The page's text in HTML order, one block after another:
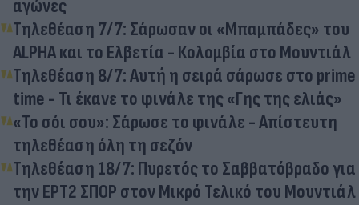
αγώνες
Τηλεθέαση 7/7: Σάρωσαν οι «Μπαμπάδες» του
ALPHA και το Ελβετία - Κολομβία στο Μουντιάλ
Τηλεθέαση 8/7: Αυτή η σειρά σάρωσε στο prime
time - Τι έκανε το φινάλε της «Γης της ελιάς»
«Το σόι σου»: Σάρωσε το φινάλε - Απίστευτη
τηλεθέαση όλη τη σεζόν
Τηλεθέαση 18/7: Πυρετός το Σαββατόβραδο για
την ΕΡΤ2 ΣΠΟΡ στον Μικρό Τελικό του Μουντιάλ